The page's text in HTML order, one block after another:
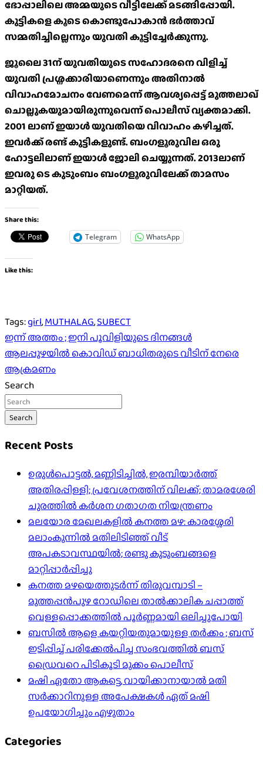
ഭോപ്പാലിലെ അമ്മയുടെ വീട്ടിലേക്ക് മടങ്ങിപ്പോയി.
കുട്ടികളെ കൂടെ കൊണ്ടുപോകാൻ ഭർത്താവ്
സമ്മതിച്ചില്ലെന്നും യുവതി കൂട്ടിച്ചേർക്കുന്നു.
ജൂലൈ 31ന് യുവതിയുടെ സഹോദരനെ വിളിച്ച്
യുവ‌തി പ്രശ്നക്കാരിയാണെന്നും അതിനാൽ
വിവാഹമോചനം വേണമെന്ന് ആവശ്യപ്പെട്ട് മുത്തലാഖ്
ചൊല്ലുകയുമായിരുന്നുവെന്ന് പൊലീസ് വ്യക്തമാക്കി.
2001 ലാണ് ഇയാൾ യുവതിയെ വിവാഹം കഴിച്ചത്.
ഇവർക്ക് രണ്ട് കുട്ടികളുണ്ട്. ബം​ഗളൂരുവില ഒരു
ഹോട്ടലിലാണ് ഇയാൾ ജോലി ചെയ്യുന്നത്. 2013ലാണ്
ഇവരു ടെ കുടുംബം ബം​ഗളൂരുവിലേക്ക് താമസം
മാറ്റിയത്.
Share this:
Telegram WhatsApp
Like this:
Tags:girl,MUTHALAG,SUBECT
Post
navigation
ഇന്ന് അത്തം ; ഇനി പൂവിളിയുടെ ദിനങ്ങൾ
ആലപ്പുഴയിൽ കൊവിഡ് ബാധിതരുടെ വീടിന് നേരെ
ആക്രമണം
Search
Search
Recent Posts
ഉരുൾപൊട്ടൽ, മണ്ണിടിച്ചിൽ, ഇരമ്പിയാര്‍ത്ത്
അതിരപ്പിള്ളി; പ്രവേശനത്തിന് വിലക്ക്; താമരശേരി
ചുരത്തില്‍ കര്‍ശന ഗതാഗത നിയന്ത്രണം
മലയോര മേഖലകളിൽ കനത്ത മഴ: കാരശ്ശേരി
മലാംകുന്നിൽ മതിലിടിഞ്ഞ് വീട്
അപകടാവസ്ഥയിൽ; രണ്ടു കുടുംബങ്ങളെ
മാറ്റിപ്പാർപ്പിച്ചു
കനത്ത മഴയെത്തുടർന്ന് തിരുവമ്പാടി –
മുത്തപ്പൻപുഴ റോഡിലെ താൽക്കാലിക ചപ്പാത്ത്
വെള്ളപ്പൊക്കത്തിൽ പൂർണ്ണമായി ഒലിച്ചുപോയി
ബസിൽ ആളെ കയറ്റിയതുമായുള്ള തർക്കം ; ബസ്
ഇടിപ്പിച്ച് പരിക്കേൽപിച്ച സംഭവത്തിൽ ബസ്
ഡ്രൈവറെ പിടികൂടി മുക്കം പൊലീസ്
മഷി ഏതോ ആകട്ടെ, വായിക്കാനായാൽ മതി​
സർക്കാറിനുള്ള അപേക്ഷകൾ ഏത് മഷി
ഉപയോഗിച്ചും എഴുതാം
Categories